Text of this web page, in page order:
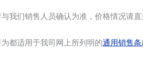
们销售人员确认为准，价格情况请直
都适用于我司网上所列明的通用销售条